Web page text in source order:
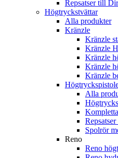
Repsatser till
Högtryckstvättar
Alla produkter
Kränzle
Kränzle
Kränzle
Kränzle
Kränzle
Kränzle
Alla
Spolrör
Reno
Reno